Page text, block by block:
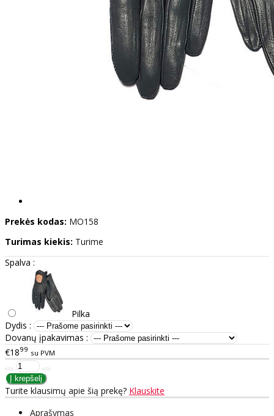
Prekės kodas: MO158
Turimas kiekis: Turime
Spalva :
Pilka
Dydis :
Dovanų įpakavimas :
€1899 su PVM
Turite klausimų apie šią prekę? Klauskite
Aprašymas